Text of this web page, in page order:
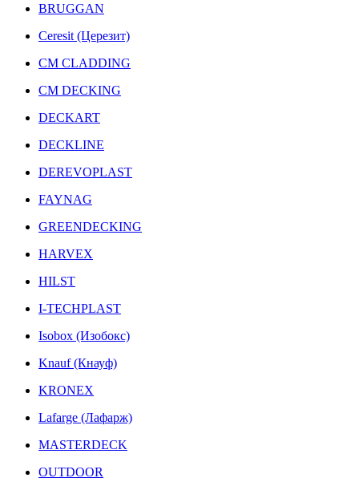
BRUGGAN
Ceresit (Церезит)
CM CLADDING
CM DECKING
DECKART
DECKLINE
DEREVOPLAST
FAYNAG
GREENDECKING
HARVEX
HILST
I-TECHPLAST
Isobox (Изобокс)
Knauf (Кнауф)
KRONEX
Lafarge (Лафарж)
MASTERDECK
OUTDOOR